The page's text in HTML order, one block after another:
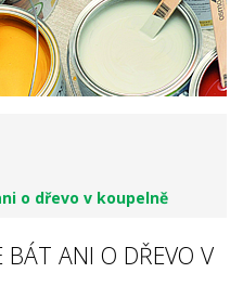
o dřevo v koupelně
BÁT ANI O DŘEVO V